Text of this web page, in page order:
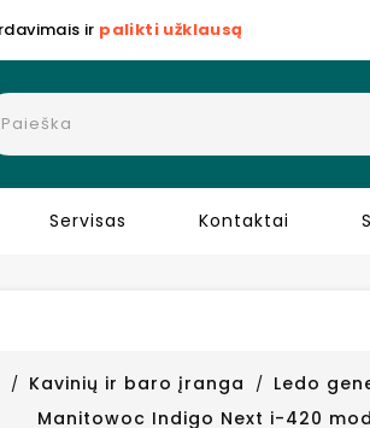
ir palikti užklausą
Servisas Kontaktai
Kavinių ir baro įranga Ledo
Manitowoc Indigo Next i-420